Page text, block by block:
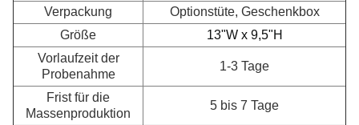
Verpackung
Optionstüte, Geschenkbox
Größe
13"W x 9,5"H
Vorlaufzeit der
Probenahme
1-3 Tage
Frist für die
Massenproduktion
5 bis 7 Tage